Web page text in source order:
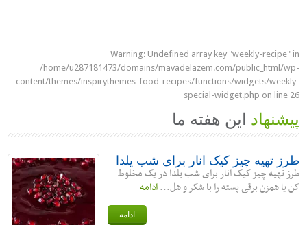
Warning: Undefined array key "weekly-recipe" in
/home/u287181473/domains/mavadelazem.com/public_html/wp-
content/themes/inspirythemes-food-recipes/functions/widgets/weekly-
special-widget.php on line 26
پیشنهاد این هفته ما
طرز تهیه چیز کیک انار برای شب یلدا
طرز تهیه چیز کیک انار برای شب یلدا در یک مخلوط
کن یا همزن برقی پسته را با شکر و هل...ادامه
ادامه